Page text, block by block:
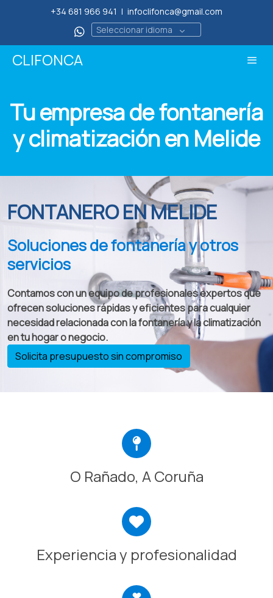
+34 681 966 941 | infoclifonca@gmail.com
Seleccionar idioma
CLIFONCA
Tu empresa de fontanería
y climatización en Melide
FONTANERO EN MELIDE
Soluciones de fontanería y otros
servicios
Contamos con un equipo de profesionales expertos que
ofrecen soluciones rápidas y eficientes para cualquier
necesidad relacionada con la fontanería y la climatización
en tu hogar o negocio.
Solicita presupuesto sin compromiso
O Rañado, A Coruña
Experiencia y profesionalidad